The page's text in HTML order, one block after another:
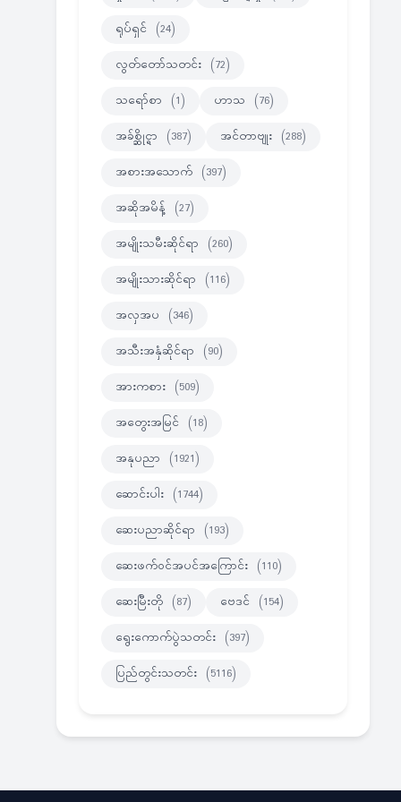
ရုပ်ရှင် (24)
လွတ်တော်သတင်း (72)
သရော်စာ (1) ဟာသ (76)
အခ်စ္ဆိုင္ရာ (387) အင်တာဗျုး (288)
အစားအသောက် (397)
အဆိုအမိန့် (27)
အမျိုးသမီးဆိုင်ရာ (260)
အမျိုးသားဆိုင်ရာ (116)
အလှအပ (346)
အသီးအနှံဆိုင်ရာ (90)
အားကစား (509)
အတွေးအမြင် (18)
အနုပညာ (1921)
ဆောင်းပါး (1744)
ဆေးပညာဆိုင်ရာ (193)
ဆေးဖက်ဝင်အပင်အကြောင်း (110)
ဆေးမြီးတို (87) ဗေဒင် (154)
ရွေးကောက်ပွဲသတင်း (397)
ပြည်တွင်းသတင်း (5116)